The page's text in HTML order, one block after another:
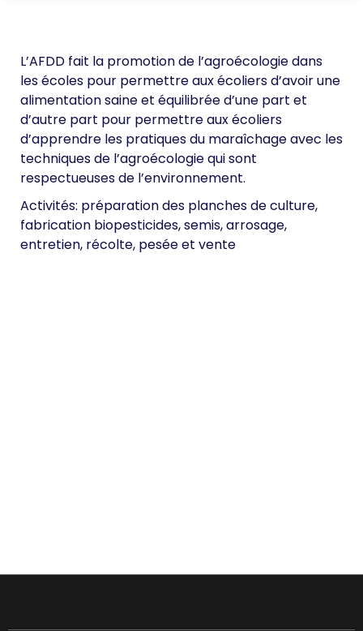
L’AFDD fait la promotion de l’agroécologie dans
les écoles pour permettre aux écoliers d’avoir une
alimentation saine et équilibrée d’une part et
d’autre part pour permettre aux écoliers
d’apprendre les pratiques du maraîchage avec les
techniques de l’agroécologie qui sont
respectueuses de l’environnement.
Activités: préparation des planches de culture,
fabrication biopesticides, semis, arrosage,
entretien, récolte, pesée et vente